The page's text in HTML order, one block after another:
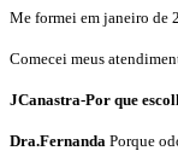
Me formei em janeiro de
Comecei meus
JCanastra-Por que
Dra.Fernanda Porque